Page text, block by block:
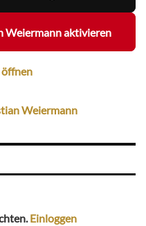
Weiermann aktivieren
öffnen
Weiermann
Einloggen